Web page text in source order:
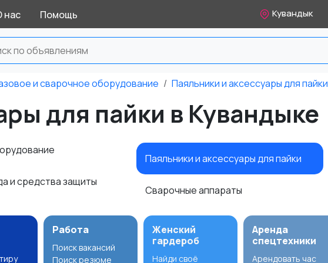
нас Помощь Кувандык
и сварочное оборудование Паяльники и аксессуары для пайки
для пайки в Кувандыке
и средства защиты
Паяльники и аксессуары для пайки
Сварочные аппараты
Работа
Поиск вакансий
Поиск резюме
Женский
гардероб
Найди своё
Аренда
спецтехники
Арендовать час